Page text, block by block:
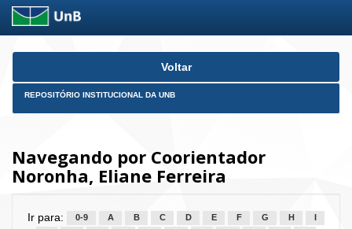
Skip
Voltar
REPOSITÓRIO INSTITUCIONAL DA UNB
Navegando por Coorientador
Noronha, Eliane Ferreira
Ir para: 0-9 A B C D E F G H